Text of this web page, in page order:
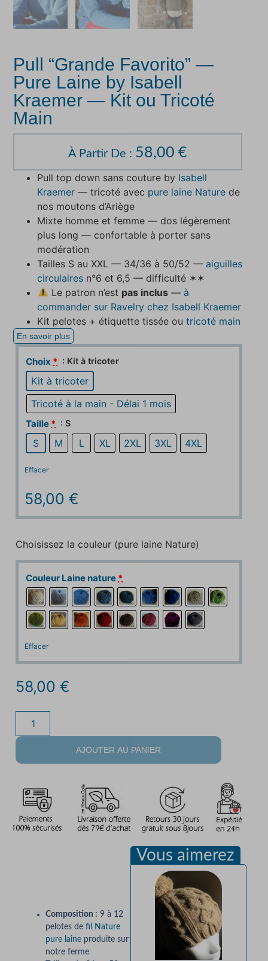
Pull “Grande Favorito” —
Pure Laine by Isabell
Kraemer — Kit ou Tricoté
Main
À Partir De : 58,00€
Pull top down sans couture by Isabell
Kraemer — tricoté avec pure laine Nature de
nos moutons d’Ariège
Mixte homme et femme — dos légèrement
plus long — confortable à porter sans
modération
Tailles S au XXL — 34/36 à 50/52 — aiguilles
circulaires n°6 et 6,5 — difficulté ✶✶
Le patron n’est pas inclus— à
commander sur Ravelry chez Isabell Kraemer
Kit pelotes + étiquette tissée outricoté main
En savoir plus
Choix * : Kit à tricoter
Kit à tricoter
Tricoté à la main - Délai 1 mois
Taille * : S
S M L XL 2XL 3XL 4XL
Effacer
58,00€
Choisissez la couleur (pure laine Nature)
Couleur Laine nature *
Effacer
58,00€
AJOUTER AU PANIER
Composition : 9 à 12
pelotes de fil Nature
pure laineproduite sur
notre ferme
Vous aimerez